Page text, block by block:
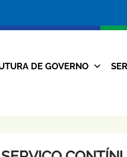
da
Prefeitura
DE GOVERNO